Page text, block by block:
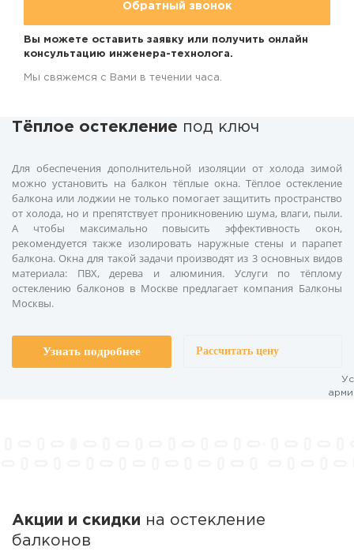
Обратный звонок
Вы можете оставить заявку или получить онлайн
консультацию инженера-технолога.
Мы свяжемся с Вами в течении часа.
Тёплое остекление под ключ
Для обеспечения дополнительной изоляции от холода зимой
можно установить на балкон тёплые окна. Тёплое остекление
балкона или лоджии не только помогает защитить пространство
от холода, но и препятствует проникновению шума, влаги, пыли.
А чтобы максимально повысить эффективность окон,
рекомендуется также изолировать наружные стены и парапет
балкона. Окна для такой задачи производят из 3 основных видов
материала: ПВХ, дерева и алюминия. Услуги по тёплому
остеклению балконов в Москве предлагает компания Балконы
Москвы.
Узнать подробнее Рассчитать цену
Акции и скидки на остекление
балконов